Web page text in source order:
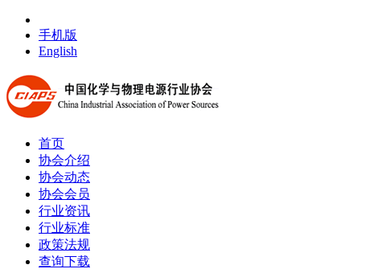
手机版
English
首页
协会介绍
协会动态
协会会员
行业资讯
行业标准
政策法规
查询下载